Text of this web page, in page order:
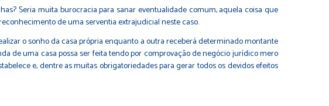
Seria muita burocracia para sanar eventualidade comum, aquela coisa que
de uma serventia extrajudicial neste caso.
o sonho da casa própria enquanto a outra receberá determinado montante
de uma casa possa ser feita tendo por comprovação de negócio jurídico mero
e, dentre as muitas obrigatoriedades para gerar todos os devidos efeitos